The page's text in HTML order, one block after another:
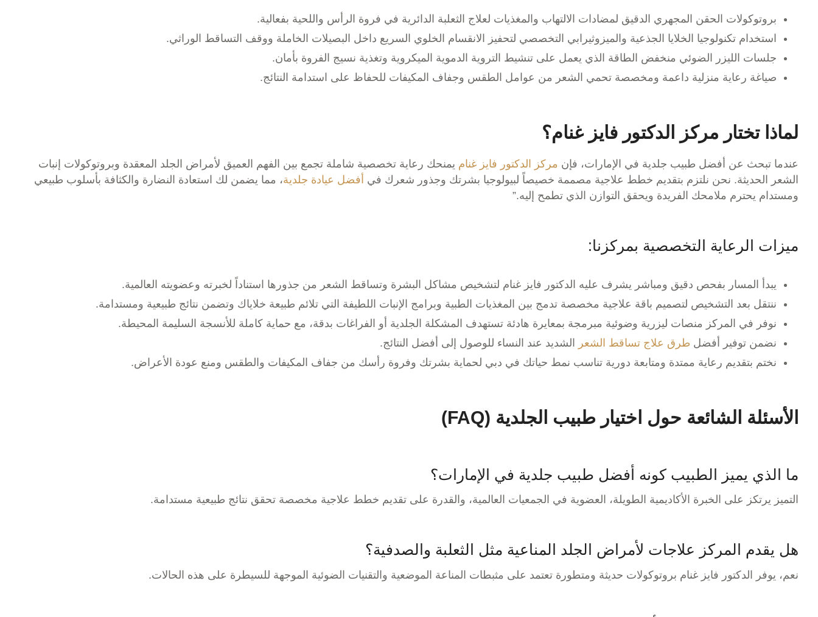
بروتوكولات الحقن المجهري الدقيق لمضادات الالتهاب والمغذيات لعلاج الثعلبة الدائرية في فروة الرأس واللحية بفعالية.
استخدام تكنولوجيا الخلايا الجذعية والميزوثيرابي التخصصي لتحفيز الانقسام الخلوي السريع داخل البصيلات الخاملة ووقف التساقط الوراثي.
جلسات الليزر الضوئي منخفض الطاقة الذي يعمل على تنشيط التروية الدموية الميكروية وتغذية نسيج الفروة بأمان.
صياغة رعاية منزلية داعمة ومخصصة تحمي الشعر من عوامل الطقس وجفاف المكيفات للحفاظ على استدامة النتائج.
لماذا تختار مركز الدكتور فايز غنام؟
عندما تبحث عن أفضل طبيب جلدية في الإمارات، فإن مركز الدكتور فايز غنام يمنحك رعاية تخصصية شاملة تجمع بين الفهم العميق لأمراض الجلد المعقدة وبروتوكولات إنبات
الشعر الحديثة. نحن نلتزم بتقديم خطط علاجية مصممة خصيصاً لبيولوجيا بشرتك وجذور شعرك في أفضل عيادة جلدية، مما يضمن لك استعادة النضارة والكثافة بأسلوب طبيعي
ومستدام يحترم ملامحك الفريدة ويحقق التوازن الذي تطمح إليه.”
ميزات الرعاية التخصصية بمركزنا:
يبدأ المسار بفحص دقيق ومباشر يشرف عليه الدكتور فايز غنام لتشخيص مشاكل البشرة وتساقط الشعر من جذورها استناداً لخبرته وعضويته العالمية.
ننتقل بعد التشخيص لتصميم باقة علاجية مخصصة تدمج بين المغذيات الطبية وبرامج الإنبات اللطيفة التي تلائم طبيعة خلاياك وتضمن نتائج طبيعية ومستدامة.
نوفر في المركز منصات ليزرية وضوئية مبرمجة بمعايرة هادئة تستهدف المشكلة الجلدية أو الفراغات بدقة، مع حماية كاملة للأنسجة السليمة المحيطة.
نضمن توفير أفضل طرق علاج تساقط الشعر الشديد عند النساء للوصول إلى أفضل النتائج.
نختم بتقديم رعاية ممتدة ومتابعة دورية تناسب نمط حياتك في دبي لحماية بشرتك وفروة رأسك من جفاف المكيفات والطقس ومنع عودة الأعراض.
الأسئلة الشائعة حول اختيار طبيب الجلدية (FAQ)
ما الذي يميز الطبيب كونه أفضل طبيب جلدية في الإمارات؟
التميز يرتكز على الخبرة الأكاديمية الطويلة، العضوية في الجمعيات العالمية، والقدرة على تقديم خطط علاجية مخصصة تحقق نتائج طبيعية مستدامة.
هل يقدم المركز علاجات لأمراض الجلد المناعية مثل الثعلبة والصدفية؟
نعم، يوفر الدكتور فايز غنام بروتوكولات حديثة ومتطورة تعتمد على مثبطات المناعة الموضعية والتقنيات الضوئية الموجهة للسيطرة على هذه الحالات.